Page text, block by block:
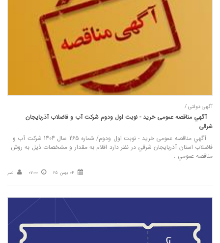
آگهی دولتی /
آگهي مناقصه عمومی خريد - نوبت اول ودوم شرکت آب و فاضلاب آذربایجان
شرقی
آگهي مناقصه عمومی خريد - نوبت اول ودوم/ شماره 265 سال 1404 شركت آب و
فاضلاب استان آذربايجان شرقي در نظر دارد اقلام به مقدار و مشخصات ذیل به روش
مناقصه عمومي :
04 بهمن 25 07:00 نصر